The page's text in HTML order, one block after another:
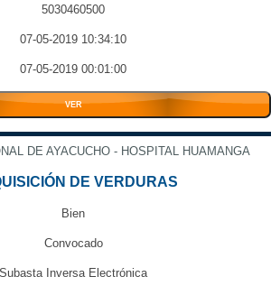
5030460500
07-05-2019 10:34:10
07-05-2019 00:01:00
VER
DE AYACUCHO - HOSPITAL HUAMANGA
DE VERDURAS
Bien
Convocado
Subasta Inversa Electrónica